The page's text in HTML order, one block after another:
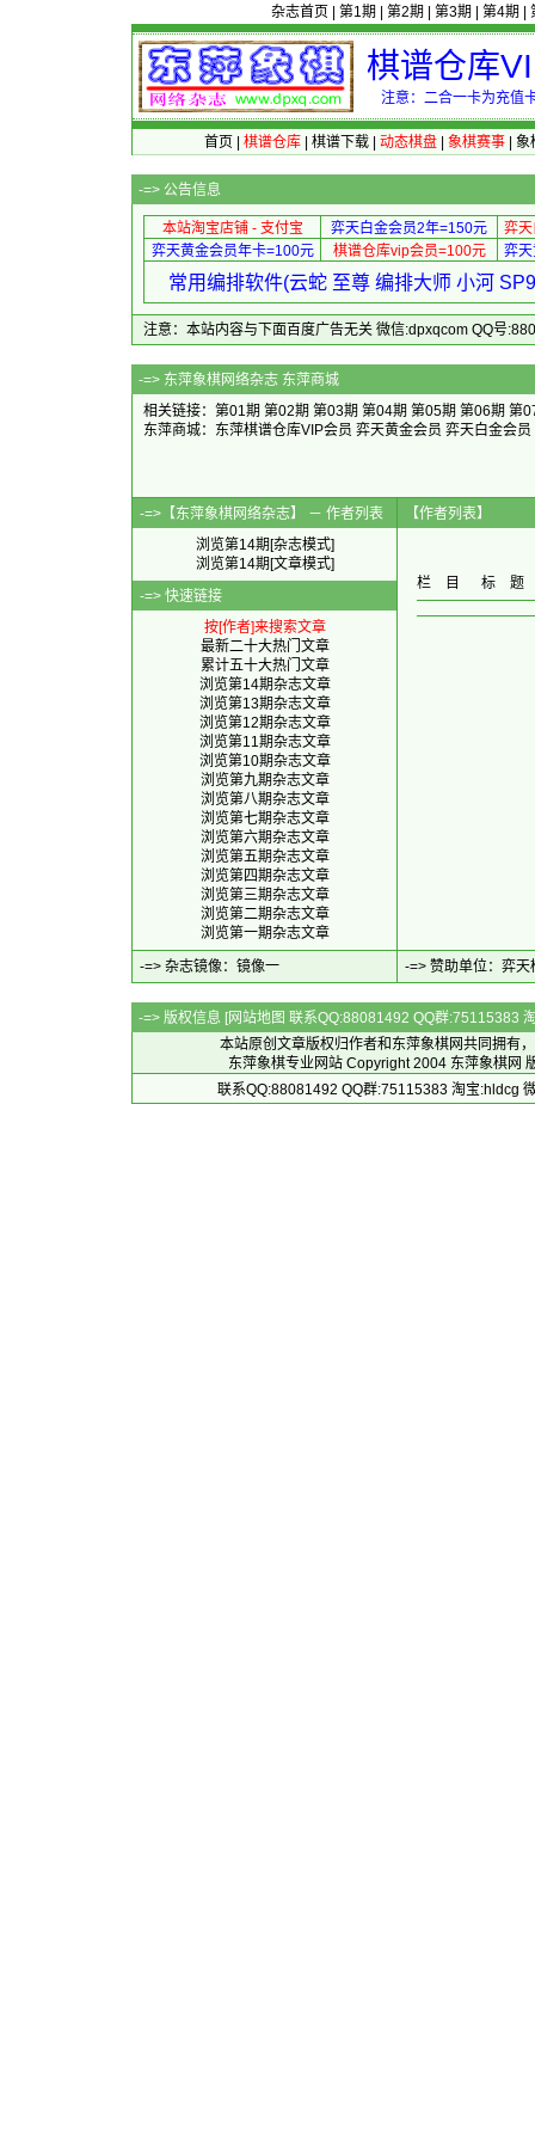
杂志首页 第1期 第2期 第3期 第4期
棋谱仓库
注意：二合一卡为充值
首页 棋谱仓库| 棋谱下载| 动态棋盘| 象棋赛事| 象
-=> 公告信息
本站淘宝店铺 - 支付宝 弈天白金会员2年=150元
弈
弈天黄金会员年卡=100元
棋谱仓库vip会员=100元 弈
常用编排软件(云蛇 至尊 编排大师 小河
注意：本站内容与下面百度广告无关 微信:dpxqcom QQ号
-=> 东萍象棋网络杂志 东萍商城
相关链接： 第01期 第02期 第03期 第04期 第05期 第06期 第
东萍商城： 东萍棋谱仓库VIP会员 弈天黄金会员 弈天白金会员
-=>【东萍象棋网络杂志】 － 作者列表
浏览第14期[杂志模式]
浏览第14期[文章模式]
-=> 快速链接
按[作者]来搜索文章
最新二十大热门文章
累计五十大热门文章
浏览第14期杂志文章
浏览第13期杂志文章
浏览第12期杂志文章
浏览第11期杂志文章
浏览第10期杂志文章
浏览第九期杂志文章
浏览第八期杂志文章
浏览第七期杂志文章
浏览第六期杂志文章
浏览第五期杂志文章
浏览第四期杂志文章
浏览第三期杂志文章
浏览第二期杂志文章
浏览第一期杂志文章
【作
栏 目 标 题
-=> 杂志镜像： 镜像一 -=> 赞助单位： 弈天
-=> 版权信息 [网站地图 联系QQ:88081492 QQ群:75115383
本站原创文章版权归作者和 东萍象棋网共同拥有
东萍象棋专业网站 Copyright 2004 东萍象棋网
联系QQ:88081492 QQ群:75115383 淘宝:hldcg